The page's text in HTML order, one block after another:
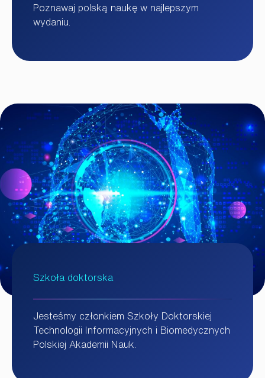
Poznawaj polską naukę w najlepszym
wydaniu.
Szkoła doktorska
Jesteśmy członkiem Szkoły Doktorskiej
Technologii Informacyjnych i Biomedycznych
Polskiej Akademii Nauk.